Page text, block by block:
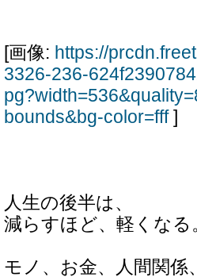
[画像: https://
3326-236-
bounds&bg-color=fff]
人生の後半は、
減らすほど、軽くなる
モノ、お金、人間関